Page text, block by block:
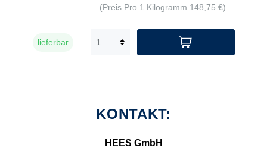
(Preis Pro 1 Kilogramm 148,75 €)
lieferbar
KONTAKT:
HEES GmbH